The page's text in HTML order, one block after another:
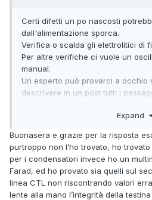
Certi difetti un po nascosti
dall'alimentazione sporca.
Verifica o scalda gli elettrolitici di
Per altre verifiche ci vuole un
manual.
Un esperto può provarci a occhio
descrivere in un post tutti i
cambio di segnale dalla seconda
Verifica con una lente di
testine non sia rotta.
Ogni testina è composta da due
piccolo è molto facile romperlo.
Expand
Buonasera e grazie per la risposta
purtroppo non l’ho trovato, ho
per i condensatori invece ho un
Farad, ed ho provato sia quelli sul
linea CTL non riscontrando valori
lente alla mano l’integrità della